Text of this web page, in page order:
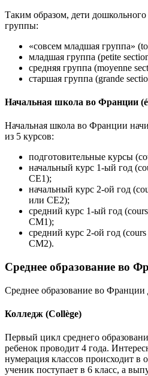
Таким образом, дети дошкольного
группы:
«совсем младшая группа»
младшая группа (petite
средняя группа (moyenne
старшая группа (grande
Начальная школа во Франции
Начальная школа во Франции
из 5 курсов:
подготовительные курсы
начальный курс 1-ый год
CE1);
начальный курс 2-ой год
или CE2);
средний курс 1-ый год
CM1);
средний курс 2-ой год
CM2).
Среднее образование во
Среднее образование во Франции
Колледж (Collège)
Первый цикл среднего
ребенок проводит 4 года.
нумерация классов происходит в
ученик поступает в 6 класс, а